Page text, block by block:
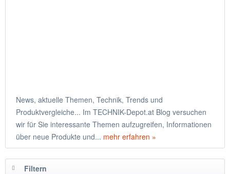
News, aktuelle Themen, Technik, Trends und
Produktvergleiche... Im TECHNIK-Depot.at Blog versuchen
wir für Sie interessante Themen aufzugreifen, Informationen
über neue Produkte und... mehr erfahren »
Filtern